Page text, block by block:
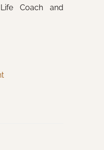
Coach and